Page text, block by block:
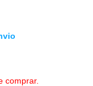
comprar.